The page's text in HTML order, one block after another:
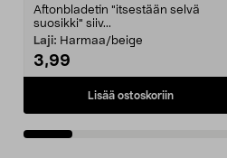
Aftonbladetin "itsestään selvä
suosikki" siiv...
Laji: Harmaa/beige
3,99
Lisää ostoskoriin